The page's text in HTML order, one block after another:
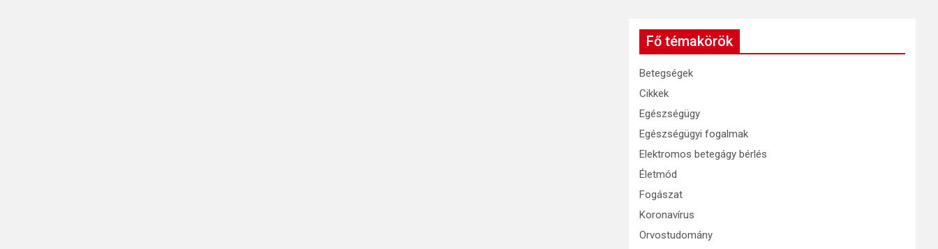
Fő témakörök
Betegségek
Cikkek
Egészségügy
Egészségügyi fogalmak
Elektromos betegágy bérlés
Életmód
Fogászat
Koronavírus
Orvostudomány